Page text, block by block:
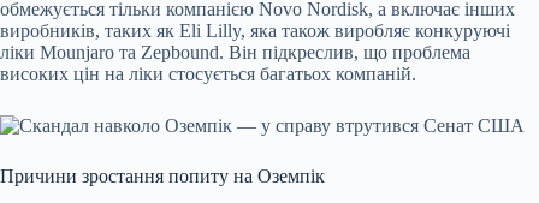
обмежується тільки компанією Novo Nordisk, а включає інших
виробників, таких як Eli Lilly, яка також виробляє конкуруючі
ліки Mounjaro та Zepbound. Він підкреслив, що проблема
високих цін на ліки стосується багатьох компаній.
Причини зростання попиту на Оземпік